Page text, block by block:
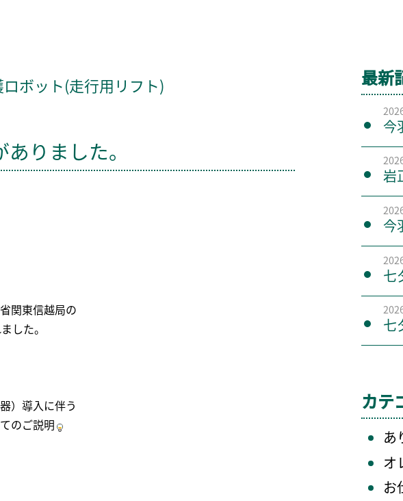
ボット(走行用リフト)
りました。
関東信越局の
した。
）導入に伴う
のご説明
最新
今
岩
今
七
七
カテ
あ
オ
お